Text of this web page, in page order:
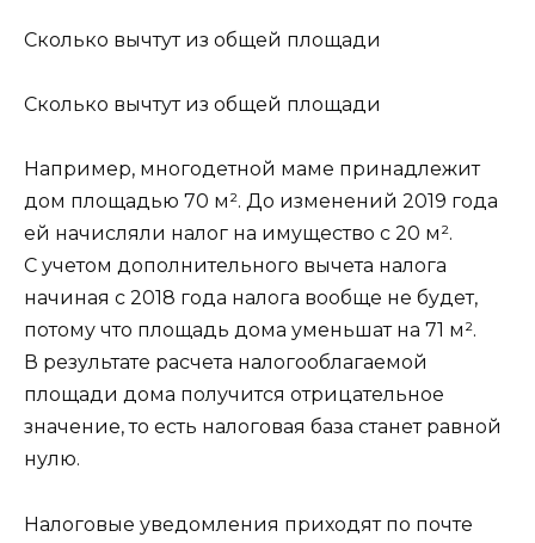
Сколько вычтут из общей площади
Сколько вычтут из общей площади
Например, многодетной маме принадлежит
дом площадью 70 м². До изменений 2019 года
ей начисляли налог на имущество с 20 м².
С учетом дополнительного вычета налога
начиная с 2018 года налога вообще не будет,
потому что площадь дома уменьшат на 71 м².
В результате расчета налогооблагаемой
площади дома получится отрицательное
значение, то есть налоговая база станет равной
нулю.
Налоговые уведомления приходят по почте